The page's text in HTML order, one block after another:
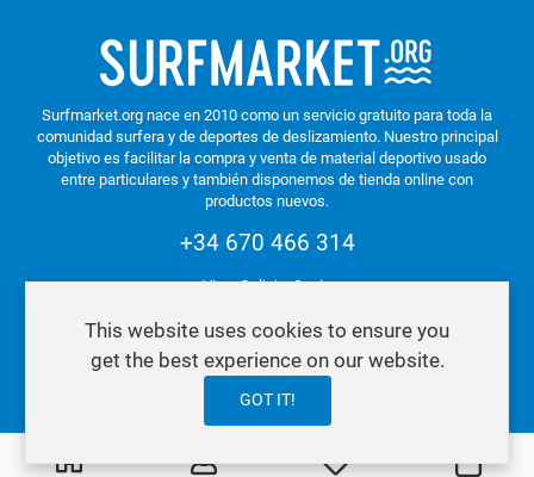
Mi lista de deseos
Carro
Surfmarket.org nace en 2010 como un servicio gratuito para toda la
comunidad surfera y de deportes de deslizamiento. Nuestro principal
objetivo es facilitar la compra y venta de material deportivo usado
entre particulares y también disponemos de tienda online con
productos nuevos.
+34 670 466 314
Vigo. Galicia. Spain
Política de Privacidad y Cookies
This website uses cookies to ensure you
get the best experience on our website.
GOT IT!